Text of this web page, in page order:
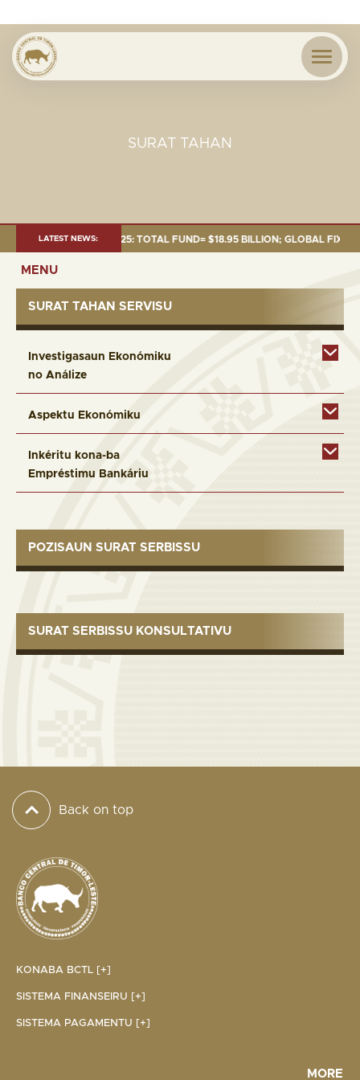
SURAT TAHAN
LATEST NEWS:
AS OF 30 SEP. 2025: TOTAL FUND= $18.95 BILLION; GLOBAL FIXED
MENU
SURAT TAHAN SERVISU
Investigasaun Ekonómiku
no Análize
Aspektu Ekonómiku
Inkéritu kona-ba
Empréstimu Bankáriu
POZISAUN SURAT SERBISSU
SURAT SERBISSU KONSULTATIVU
Back on top
KONABA BCTL [+]
SISTEMA FINANSEIRU [+]
SISTEMA PAGAMENTU [+]
MORE